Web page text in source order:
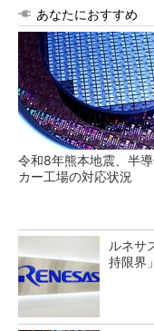
あなたにおすすめ
令和8年熊本地震、半
カー工場の対応状況
ルネサ
持限界